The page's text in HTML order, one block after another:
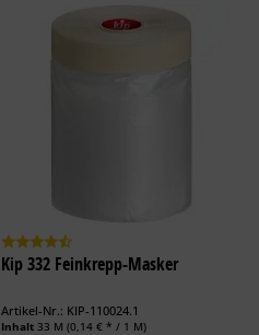
Kip 332 Feinkrepp-Masker
Artikel-Nr.: KIP-110024.1
Inhalt 33 M (0,14 € * / 1 M)